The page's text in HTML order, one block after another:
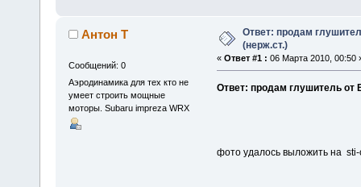
Антон Т
Сообщений: 0
Аэродинамика для тех кто не
умеет строить мощные
моторы. Subaru impreza WRX
Ответ: продам
(нерж.ст.)
« Ответ #1 : 06 Марта 2010, 00:50
Ответ: продам глушитель от
фото удалось выложить на